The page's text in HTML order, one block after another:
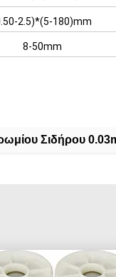
2.5)*(5-180)mm
8-50mm
Σιδήρου